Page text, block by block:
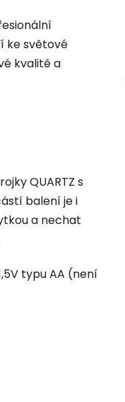
ke světové
kvalitě a
QUARTZ s
balení je i
a nechat
typu AA (není